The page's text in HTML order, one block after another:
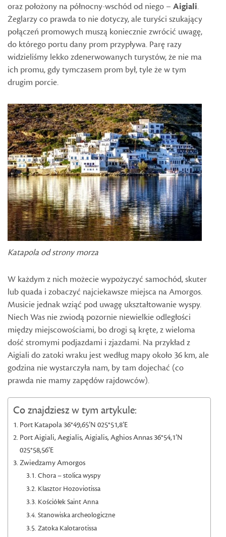
oraz położony na północny-wschód od niego – Aigiali.
Żeglarzy co prawda to nie dotyczy, ale turyści szukający
połączeń promowych muszą koniecznie zwrócić uwagę,
do którego portu dany prom przypływa. Parę razy
widzieliśmy lekko zdenerwowanych turystów, że nie ma
ich promu, gdy tymczasem prom był, tyle że w tym
drugim porcie.
Katapola od strony morza
W każdym z nich możecie wypożyczyć samochód, skuter
lub quada i zobaczyć najciekawsze miejsca na Amorgos.
Musicie jednak wziąć pod uwagę ukształtowanie wyspy.
Niech Was nie zwiodą pozornie niewielkie odległości
między miejscowościami, bo drogi są kręte, z wieloma
dość stromymi podjazdami i zjazdami. Na przykład z
Aigiali do zatoki wraku jest według mapy około 36 km, ale
godzina nie wystarczyła nam, by tam dojechać (co
prawda nie mamy zapędów rajdowców).
Co znajdziesz w tym artykule:
Port Katapola 36°49,65’N 025°51,8’E
Port Aigiali, Aegialis, Aigialis, Aghios Annas 36°54,1’N
025°58,56’E
Zwiedzamy Amorgos
Chora – stolica wyspy
Klasztor Hozoviotissa
Kościółek Saint Anna
Stanowiska archeologiczne
Zatoka Kalotarotissa